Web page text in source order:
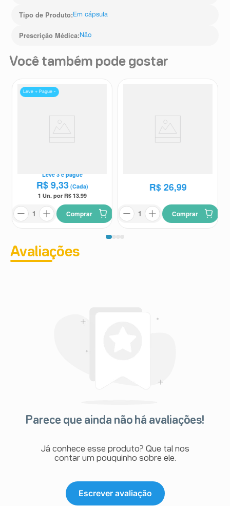
Tipo de Produto: Em cápsula
Prescrição Médica: Não
Você também pode gostar
Leve + Pague -
Leve 3e pague
R$ 9,33 (Cada)
1 Un. por R$ 13.99
Comprar
R$ 26,99
Comprar
Avaliações
Parece que ainda não há avaliações!
Já conhece esse produto? Que tal nos
contar um pouquinho sobre ele.
Escrever avaliação